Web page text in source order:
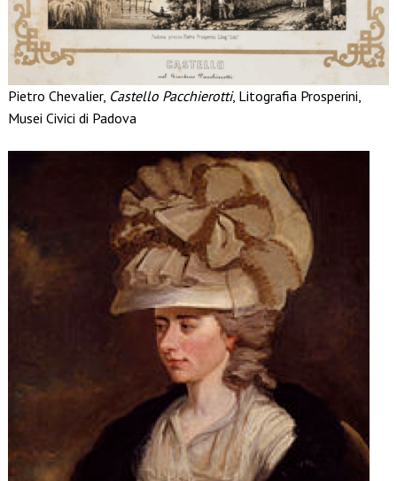
Pietro Chevalier, Castello Pacchierotti, Litografia Prosperini,
Musei Civici di Padova